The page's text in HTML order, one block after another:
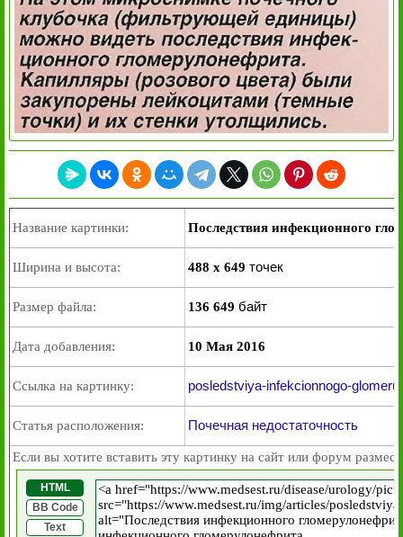
Название картинки: Последствия инфекционного
Ширина и высота: 488 x 649 точек
Размер файла: 136 649 байт
Дата добавления: 10 Мая 2016
Ссылка на картинку: posledstviya-infekcionnogo-
Статья расположения: Почечная недостаточность
Если вы хотите вставить эту картинку на сайт или форум
HTML
BB Code
Text